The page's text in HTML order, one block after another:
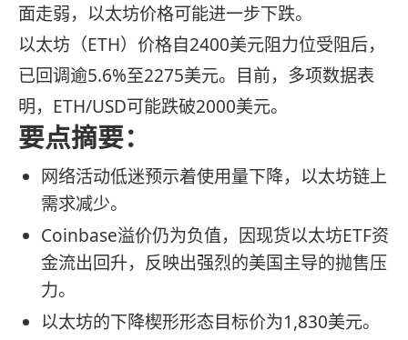
面走弱，以太坊价格可能进一步下跌。
以太坊（ETH）价格自2400美元阻力位受阻后，
已回调逾5.6%至2275美元。目前，多项数据表
明，ETH/USD可能跌破2000美元。
要点摘要：
网络活动低迷预示着使用量下降，以太坊链上
需求减少。
Coinbase溢价仍为负值，因现货以太坊ETF资
金流出回升，反映出强烈的美国主导的抛售压
力。
以太坊的下降楔形形态目标价为1,830美元。